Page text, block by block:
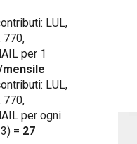
LUL,
770,
per 1
mensile
LUL,
770,
per ogni
= 27